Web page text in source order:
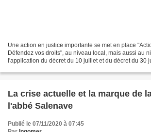
Une action en justice importante se met en place
Défendez vos droits", au niveau local, mais aussi au
l'application du décret du 10 juillet et du décret du 30
La crise actuelle et la marque de
l'abbé Salenave
Publié le 07/11/2020 à 07:45